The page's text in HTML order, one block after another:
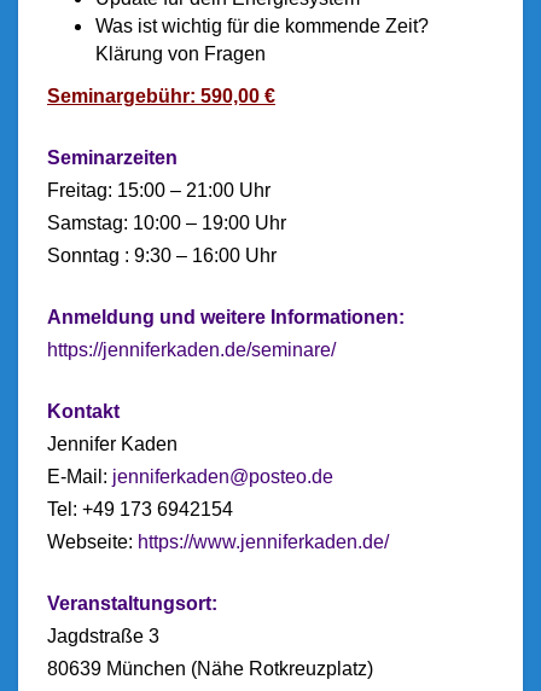
Was ist wichtig für die kommende Zeit?
Klärung von Fragen
Seminargebühr: 590,00 €
Seminarzeiten
Freitag: 15:00 – 21:00 Uhr
Samstag: 10:00 – 19:00 Uhr
Sonntag : 9:30 – 16:00 Uhr
Anmeldung und weitere Informationen:
https://jenniferkaden.de/seminare/
Kontakt
Jennifer Kaden
E-Mail: jenniferkaden@posteo.de
Tel: ‭+49 173 6942154
Webseite: https://www.jenniferkaden.de/
Veranstaltungsort:
Jagdstraße 3
80639 München (Nähe Rotkreuzplatz)